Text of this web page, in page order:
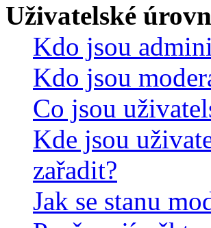
Uživatelské
Kdo jsou
Kdo jsou
Co jsou
Kde jsou
zařadit?
Jak se stanu